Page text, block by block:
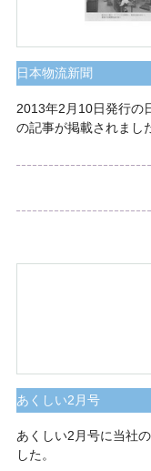
日本物流新聞
2013年2月10日発行の
の記事が掲載されまし
あくしい2月号
あくしい2月号に当社
した。